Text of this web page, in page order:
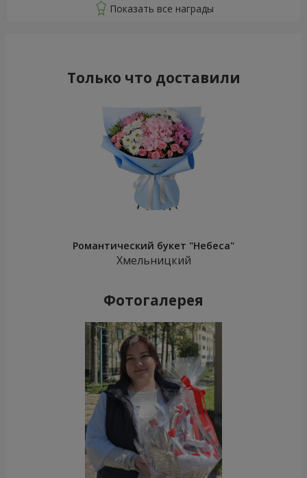
Только что доставили
Романтический букет "Небеса"
Хмельницкий
Фотогалерея